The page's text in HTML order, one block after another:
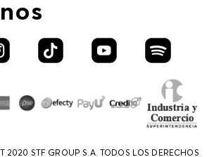
2020 STF GROUP S.A. TODOS LOS DERECHOS